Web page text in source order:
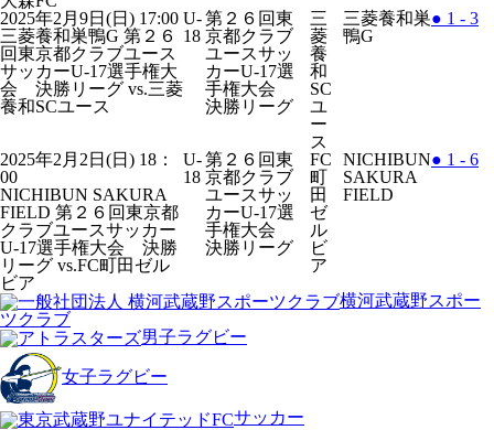
2025年2月9日(日) 17:00
三菱養和巣鴨G 第２６
回東京都クラブユース
サッカーU-17選手権大
会 決勝リーグ vs.三菱
養和SCユース
U-
18
第２６回東
京都クラブ
ユースサッ
カーU-17選
手権大会
決勝リーグ
三
菱
養
和
SC
ユ
ー
ス
三菱養和巣
鴨G
● 1 - 3
2025年2月2日(日) 18：
00
NICHIBUN SAKURA
FIELD 第２６回東京都
クラブユースサッカー
U-17選手権大会 決勝
リーグ vs.FC町田ゼル
ビア
U-
18
第２６回東
京都クラブ
ユースサッ
カーU-17選
手権大会
決勝リーグ
FC
町
田
ゼ
ル
ビ
ア
NICHIBUN
SAKURA
FIELD
● 1 - 6
横河武蔵野スポー
ツクラブ
男子ラグビー
女子ラグビー
サッカー